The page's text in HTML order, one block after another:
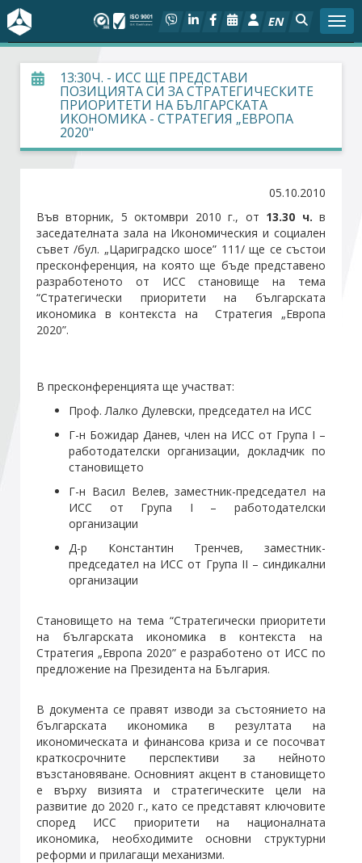
EN
За БСК
На фокус
Актуално
Дейности
Арбитражен съд
Проекти
Стани член
Абонирайте се!
13:30Ч. - ИСС ЩЕ ПРЕДСТАВИ
ПОЗИЦИЯТА СИ ЗА СТРАТЕГИЧЕСКИТЕ
ПРИОРИТЕТИ НА БЪЛГАРСКАТА
ИКОНОМИКА - СТРАТЕГИЯ „ЕВРОПА
2020"
05.10.2010
Във вторник, 5 октомври 2010 г., от 13.30 ч.в
заседателната зала на Икономическия и социален
съвет /бул. „Цариградско шосе” 111/ ще се състои
пресконференция, на която ще бъде представено
разработеното от ИСС становище на тема
“Стратегически приоритети на българската
икономика в контекста на Стратегия „Европа
2020”.
В пресконференцията ще участват:
Проф. Лалко Дулевски, председател на ИСС
Г-н Божидар Данев, член на ИСС от Група І –
работодателски организации, докладчик по
становището
Г-н Васил Велев, заместник-председател на
ИСС от Група І – работодателски
организации
Д-р Константин Тренчев, заместник-
председател на ИСС от Група ІІ – синдикални
организации
Становището на тема “Стратегически приоритети
на българската икономика в контекста на
Стратегия „Европа 2020” е разработено от ИСС по
предложение на Президента на България.
В документа се правят изводи за състоянието на
българската икономика в резултата на
икономическата и финансова криза и се посочват
краткосрочните перспективи за нейното
възстановяване. Основният акцент в становището
е върху визията и стратегическите цели на
развитие до 2020 г., като се представят ключовите
според ИСС приоритети на националната
икономика, необходимите основни структурни
реформи и прилагащи механизми.